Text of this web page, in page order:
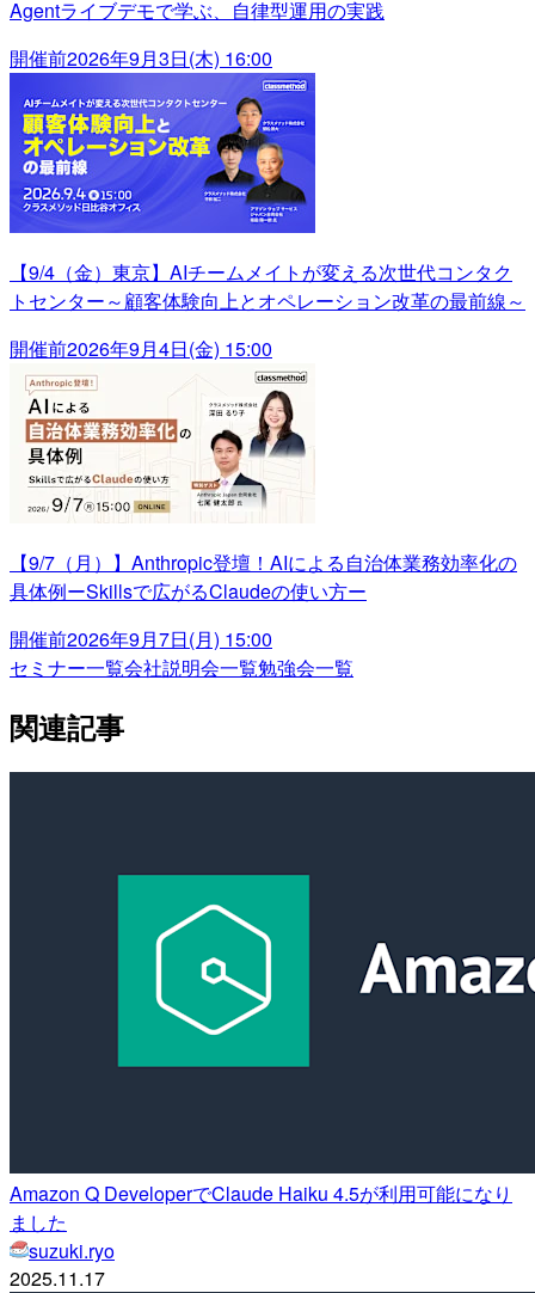
Agentライブデモで学ぶ、自律型運用の実践
開催前2026年9月3日(木) 16:00
【9/4（金）東京】AIチームメイトが変える次世代コンタク
トセンター～顧客体験向上とオペレーション改革の最前線～
開催前2026年9月4日(金) 15:00
【9/7（月）】Anthropic登壇！AIによる自治体業務効率化の
具体例ーSkillsで広がるClaudeの使い方ー
開催前2026年9月7日(月) 15:00
セミナー一覧会社説明会一覧勉強会一覧
関連記事
Amazon Q DeveloperでClaude Haiku 4.5が利用可能になり
ました
suzuki.ryo
2025.11.17